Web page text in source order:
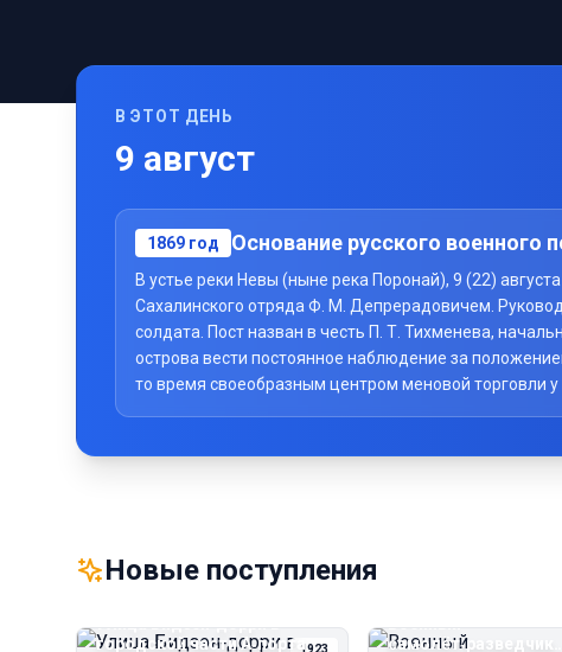
В ЭТОТ ДЕНЬ
9 август
1869 год Основание русского военного
В устье реки Невы (ныне река Поронай), 9 (22)
Сахалинского отряда Ф. М. Депрерадовичем.
солдата. Пост назван в честь П. Т. Тихменева,
острова вести постоянное наблюдение за
то время своеобразным центром меновой торговли
Новые поступления
1923
Улица Бидзэн‑дорри в
городской части А‑порта
Военный
самолёт‑разведчик